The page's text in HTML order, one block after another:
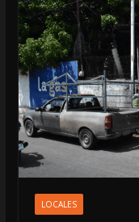
LOCALES